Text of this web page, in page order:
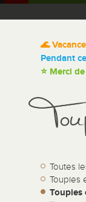
🌊
Pendant
⭐ Merci
Toutes
Toupies
Toupies